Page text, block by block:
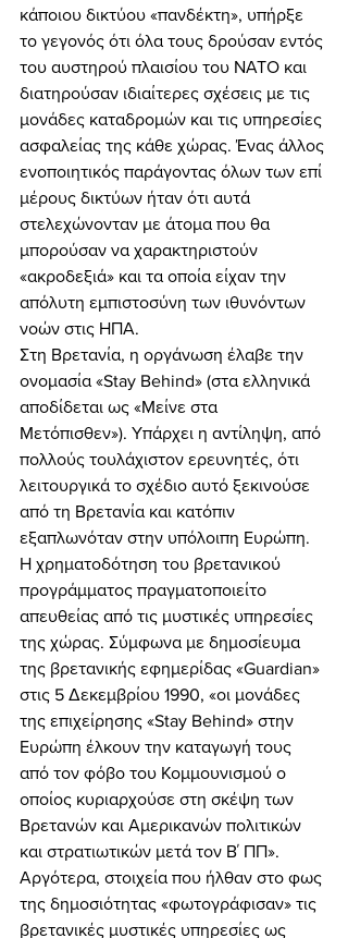
κάποιου δικτύου «πανδέκτη», υπήρξε
το γεγονός ότι όλα τους δρούσαν εντός
του αυστηρού πλαισίου του ΝΑΤΟ και
διατηρούσαν ιδιαίτερες σχέσεις με τις
μονάδες καταδρομών και τις υπηρεσίες
ασφαλείας της κάθε χώρας. Ένας άλλος
ενοποιητικός παράγοντας όλων των επί
μέρους δικτύων ήταν ότι αυτά
στελεχώνονταν με άτομα που θα
μπορούσαν να χαρακτηριστούν
«ακροδεξιά» και τα οποία είχαν την
απόλυτη εμπιστοσύνη των ιθυνόντων
νοών στις ΗΠΑ.
Στη Βρετανία, η οργάνωση έλαβε την
ονομασία «Stay Behind» (στα ελληνικά
αποδίδεται ως «Μείνε στα
Μετόπισθεν»). Υπάρχει η αντίληψη, από
πολλούς τουλάχιστον ερευνητές, ότι
λειτουργικά το σχέδιο αυτό ξεκινούσε
από τη Βρετανία και κατόπιν
εξαπλωνόταν στην υπόλοιπη Ευρώπη.
Η χρηματοδότηση του βρετανικού
προγράμματος πραγματοποιείτο
απευθείας από τις μυστικές υπηρεσίες
της χώρας. Σύμφωνα με δημοσίευμα
της βρετανικής εφημερίδας «Guardian»
στις 5 Δεκεμβρίου 1990, «οι μονάδες
της επιχείρησης «Stay Behind» στην
Ευρώπη έλκουν την καταγωγή τους
από τον φόβο του Κομμουνισμού ο
οποίος κυριαρχούσε στη σκέψη των
Βρετανών και Αμερικανών πολιτικών
και στρατιωτικών μετά τον Β΄ ΠΠ».
Αργότερα, στοιχεία που ήλθαν στο φως
της δημοσιότητας «φωτογράφισαν» τις
βρετανικές μυστικές υπηρεσίες ως